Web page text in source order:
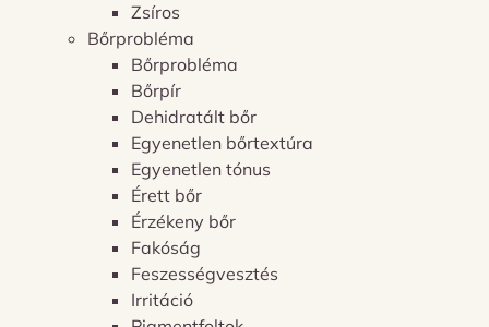
Zsíros
Bőrprobléma
Bőrprobléma
Bőrpír
Dehidratált bőr
Egyenetlen bőrtextúra
Egyenetlen tónus
Érett bőr
Érzékeny bőr
Fakóság
Feszességvesztés
Irritáció